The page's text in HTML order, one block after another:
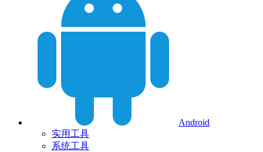
Android
实用工具
系统工具